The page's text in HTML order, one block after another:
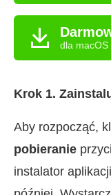
dla macOS
Krok 1.
Aby rozpocząć,
pobieranie
instalator